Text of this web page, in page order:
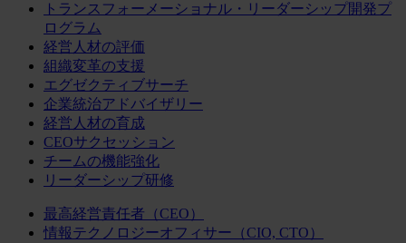
トランスフォーメーショナル・リーダーシップ開発プ
ログラム
経営人材の評価
組織変革の支援
エグゼクティブサーチ
企業統治アドバイザリー
経営人材の育成
CEOサクセッション
チームの機能強化
リーダーシップ研修
最高経営責任者（CEO）
情報テクノロジーオフィサー（CIO, CTO）